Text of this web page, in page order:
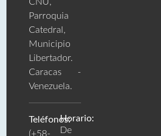
Parroquia
Catedral,
Municipio
Libertador.
Caracas -
Venezuela.
Teléfonos:
(+58-
Horario:
De